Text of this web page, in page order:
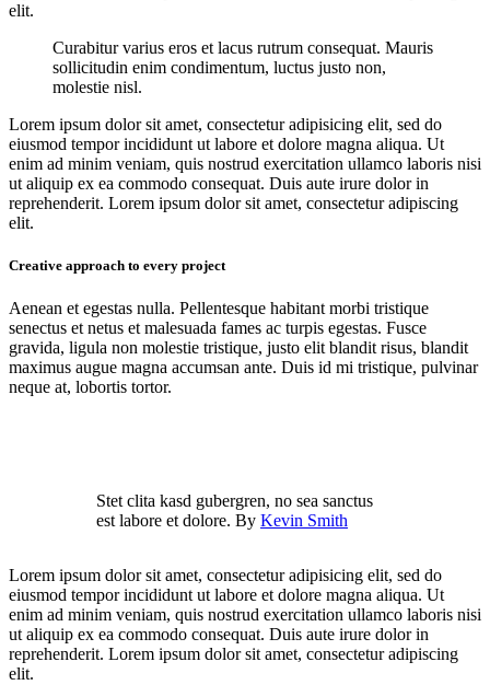
elit.
Curabitur varius eros et lacus rutrum consequat. Mauris
sollicitudin enim condimentum, luctus justo non,
molestie nisl.
Lorem ipsum dolor sit amet, consectetur adipisicing elit, sed do
eiusmod tempor incididunt ut labore et dolore magna aliqua. Ut
enim ad minim veniam, quis nostrud exercitation ullamco laboris nisi
ut aliquip ex ea commodo consequat. Duis aute irure dolor in
reprehenderit. Lorem ipsum dolor sit amet, consectetur adipiscing
elit.
Creative approach to every project
Aenean et egestas nulla. Pellentesque habitant morbi tristique
senectus et netus et malesuada fames ac turpis egestas. Fusce
gravida, ligula non molestie tristique, justo elit blandit risus, blandit
maximus augue magna accumsan ante. Duis id mi tristique, pulvinar
neque at, lobortis tortor.
Stet clita kasd gubergren, no sea sanctus
est labore et dolore. By Kevin Smith
Lorem ipsum dolor sit amet, consectetur adipisicing elit, sed do
eiusmod tempor incididunt ut labore et dolore magna aliqua. Ut
enim ad minim veniam, quis nostrud exercitation ullamco laboris nisi
ut aliquip ex ea commodo consequat. Duis aute irure dolor in
reprehenderit. Lorem ipsum dolor sit amet, consectetur adipiscing
elit.